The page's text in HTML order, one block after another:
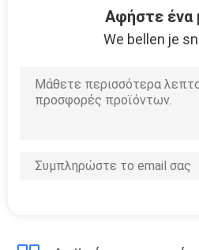
πλυντηρίων
Αφήστε ένα
We bellen je